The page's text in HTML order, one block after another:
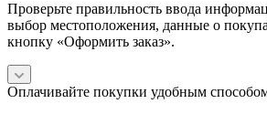
Проверьте правильность ввода
выбор местоположения, данные о
кнопку «Оформить заказ».
Оплачивайте покупки удобным